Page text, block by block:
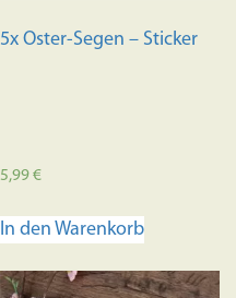
5x Oster-Segen – Sticker
5,99€
In den Warenkorb